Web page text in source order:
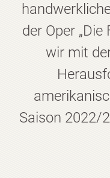
der Oper
wir mit
Saison 2022/